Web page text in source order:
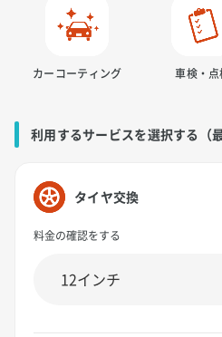
カーコーティング 車検・点
利用するサービスを選択する（
タイヤ交換
料金の確認をする